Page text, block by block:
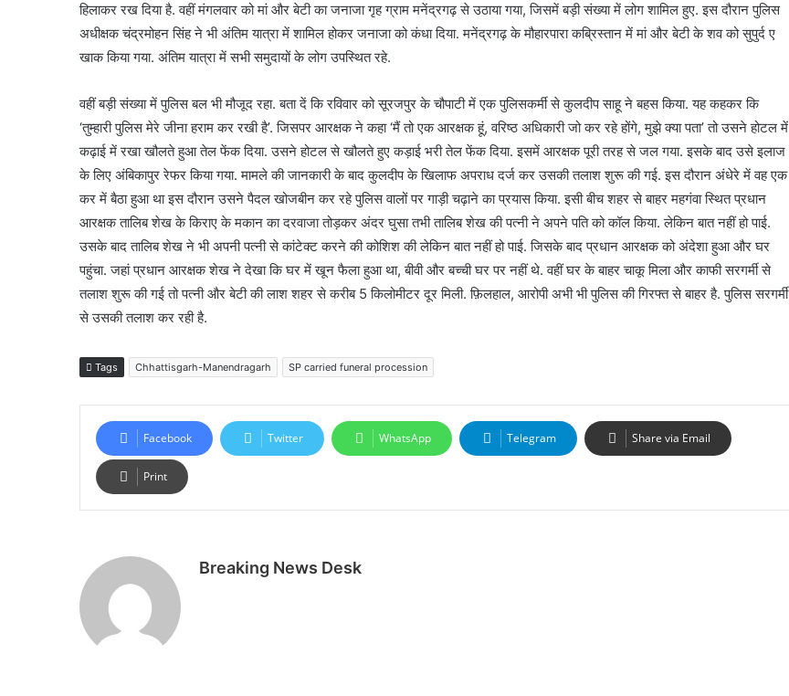
हिलाकर रख दिया है. वहीं मंगलवार को मां और बेटी का जनाजा गृह ग्राम मनेंद्रगढ़ से उठाया गया, जिसमें बड़ी संख्या में लोग शामिल हुए. इस दौरान पुलिस
अधीक्षक चंद्रमोहन सिंह ने भी अंतिम यात्रा में शामिल होकर जनाजा को कंधा दिया. मनेंद्रगढ़ के मौहारपारा कब्रिस्तान में मां और बेटी के शव को सुपुर्द ए
खाक किया गया. अंतिम यात्रा में सभी समुदायों के लोग उपस्थित रहे.
वहीं बड़ी संख्या में पुलिस बल भी मौजूद रहा. बता दें कि रविवार को सूरजपुर के चौपाटी में एक पुलिसकर्मी से कुलदीप साहू ने बहस किया. यह कहकर कि
‘तुम्हारी पुलिस मेरे जीना हराम कर रखी है’. जिसपर आरक्षक ने कहा ‘मैं तो एक आरक्षक हूं, वरिष्ठ अधिकारी जो कर रहे होंगे, मुझे क्या पता’ तो उसने होटल में
कढ़ाई में रखा खौलते हुआ तेल फेंक दिया. उसने होटल से खौलते हुए कड़ाई भरी तेल फेंक दिया. इसमें आरक्षक पूरी तरह से जल गया. इसके बाद उसे इलाज
के लिए अंबिकापुर रेफर किया गया. मामले की जानकारी के बाद कुलदीप के खिलाफ अपराध दर्ज कर उसकी तलाश शुरू की गई. इस दौरान अंधेरे में वह एक
कर में बैठा हुआ था इस दौरान उसने पैदल खोजबीन कर रहे पुलिस वालों पर गाड़ी चढ़ाने का प्रयास किया. इसी बीच शहर से बाहर महगंवा स्थित प्रधान
आरक्षक तालिब शेख के किराए के मकान का दरवाजा तोड़कर अंदर घुसा तभी तालिब शेख की पत्नी ने अपने पति को कॉल किया. लेकिन बात नहीं हो पाई.
उसके बाद तालिब शेख ने भी अपनी पत्नी से कांटेक्ट करने की कोशिश की लेकिन बात नहीं हो पाई. जिसके बाद प्रधान आरक्षक को अंदेशा हुआ और घर
पहुंचा. जहां प्रधान आरक्षक शेख ने देखा कि घर में खून फैला हुआ था, बीवी और बच्ची घर पर नहीं थे. वहीं घर के बाहर चाकू मिला और काफी सरगर्मी से
तलाश शुरू की गई तो पत्नी और बेटी की लाश शहर से करीब 5 किलोमीटर दूर मिली. फ़िलहाल, आरोपी अभी भी पुलिस की गिरफ्त से बाहर है. पुलिस सरगर्मी
से उसकी तलाश कर रही है.
Tags Chhattisgarh-Manendragarh SP carried funeral procession
Facebook Twitter WhatsApp Telegram Share via Email
Print
Breaking News Desk